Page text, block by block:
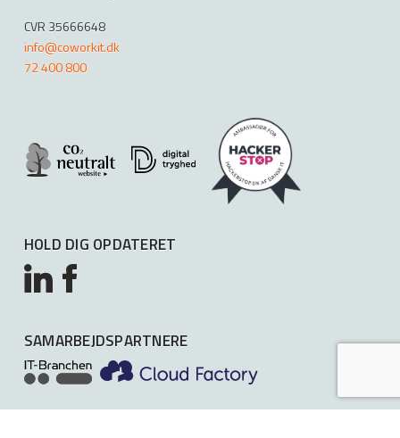
CVR 35666648
info@coworkit.dk
72 400 800
HOLD DIG OPDATERET
SAMARBEJDSPARTNERE